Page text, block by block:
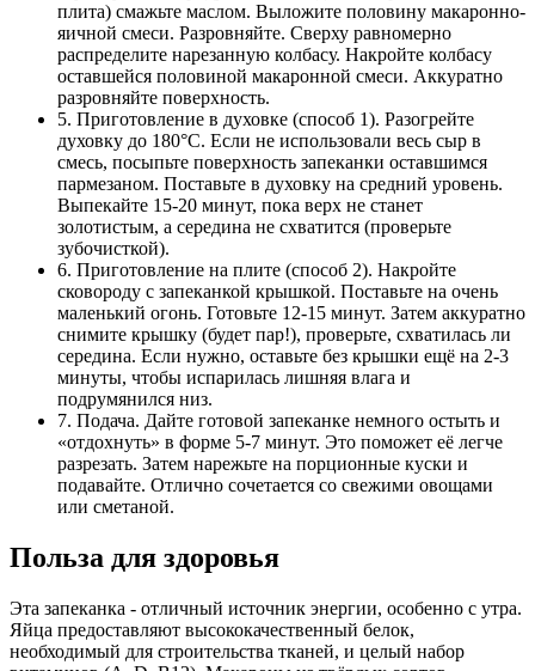
плита) смажьте маслом. Выложите половину макаронно-
яичной смеси. Разровняйте. Сверху равномерно
распределите нарезанную колбасу. Накройте колбасу
оставшейся половиной макаронной смеси. Аккуратно
разровняйте поверхность.
5. Приготовление в духовке (способ 1). Разогрейте
духовку до 180°C. Если не использовали весь сыр в
смесь, посыпьте поверхность запеканки оставшимся
пармезаном. Поставьте в духовку на средний уровень.
Выпекайте 15-20 минут, пока верх не станет
золотистым, а середина не схватится (проверьте
зубочисткой).
6. Приготовление на плите (способ 2). Накройте
сковороду с запеканкой крышкой. Поставьте на очень
маленький огонь. Готовьте 12-15 минут. Затем аккуратно
снимите крышку (будет пар!), проверьте, схватилась ли
середина. Если нужно, оставьте без крышки ещё на 2-3
минуты, чтобы испарилась лишняя влага и
подрумянился низ.
7. Подача. Дайте готовой запеканке немного остыть и
«отдохнуть» в форме 5-7 минут. Это поможет её легче
разрезать. Затем нарежьте на порционные куски и
подавайте. Отлично сочетается со свежими овощами
или сметаной.
Польза для здоровья
Эта запеканка - отличный источник энергии, особенно с утра.
Яйца предоставляют высококачественный белок,
необходимый для строительства тканей, и целый набор